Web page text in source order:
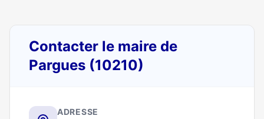
Contacter le maire de
Pargues (10210)
ADRESSE